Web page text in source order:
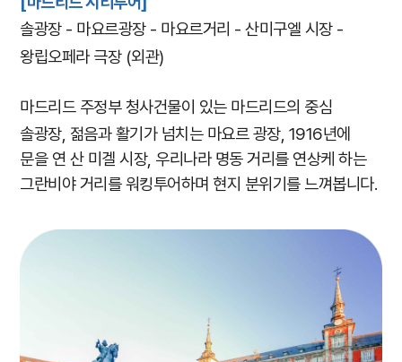
솔광장 - 마요르광장 - 마요르거리 - 산미구엘 시장 -
왕립오페라 극장 (외관)
마드리드 주정부 청사건물이 있는 마드리드의 중심
솔광장, 젊음과 활기가 넘치는 마요르 광장, 1916년에
문을 연 산 미겔 시장, 우리나라 명동 거리를 연상케 하는
그란비야 거리를 워킹투어하며 현지 분위기를 느껴봅니다.